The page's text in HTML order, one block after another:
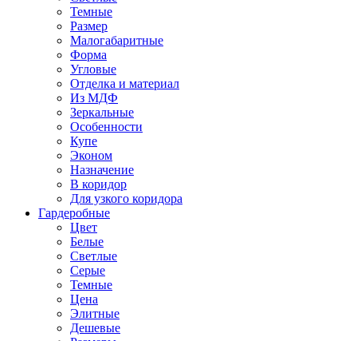
Темные
Размер
Малогабаритные
Форма
Угловые
Отделка и материал
Из МДФ
Зеркальные
Особенности
Купе
Эконом
Назначение
В коридор
Для узкого коридора
Гардеробные
Цвет
Белые
Светлые
Серые
Темные
Цена
Элитные
Дешевые